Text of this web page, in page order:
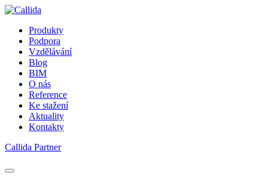
Produkty
Podpora
Vzdělávání
Blog
BIM
O nás
Reference
Ke stažení
Aktuality
Kontakty
Callida Partner